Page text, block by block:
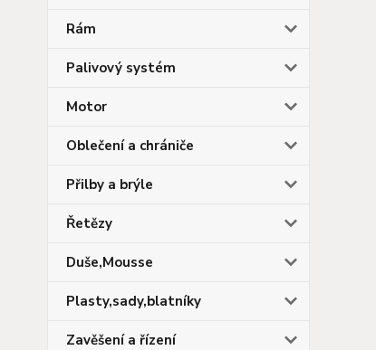
Rám
Palivový systém
Motor
Oblečení a chrániče
Přilby a brýle
Řetězy
Duše,Mousse
Plasty,sady,blatníky
Zavěšení a řízení